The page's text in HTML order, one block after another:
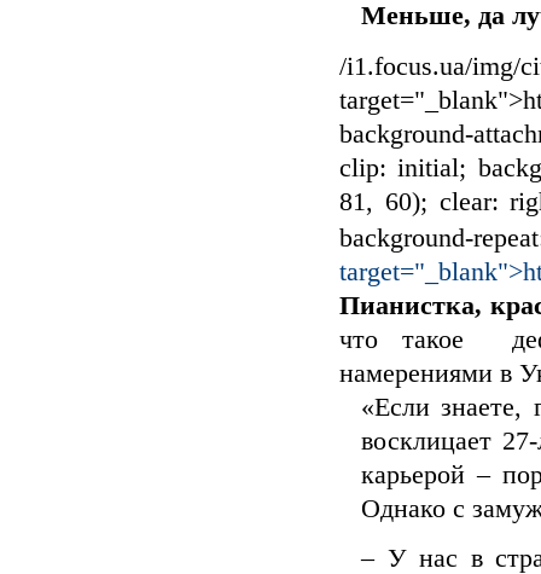
Меньше, да
/i1.focus.ua/img/
background-
clip: initial;
81, 60); clear:
background-
Пианистка,
что такое
намерениями в
«Если знаете,
восклицает
карьерой –
Однако с
– У нас в